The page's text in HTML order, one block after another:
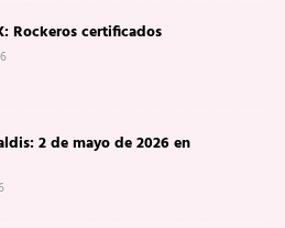
Rockeros certificados
2 de mayo de 2026 en